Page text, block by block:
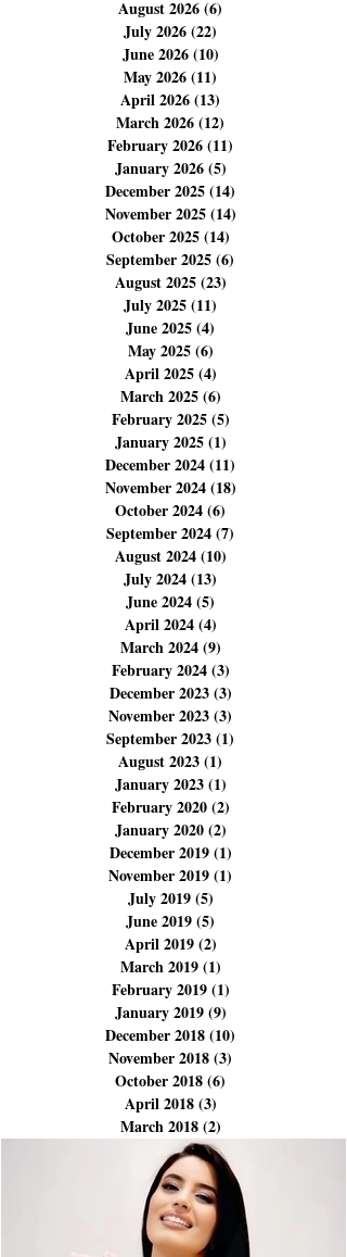
Archives
August 2026 (6)
July 2026 (22)22 posts
June 2026(10)10 posts
May 2026(11)11 posts
April 2026(13)13 posts
March 2026(12)12 posts
February 2026 (11)11 posts
January 2026 (5)5 posts
December 2025(14)
November 2025(14)
October 2025 (14)
September 2025
August 2025(23)
July 2025(11)
June 2025(4)4 posts
May 2025(6)6 posts
April 2025(4)4 posts
March 2025(6)6 posts
February 2025 (5)5 posts
January 2025 (1)
December 2024(11)
November 2024(18)
October 2024(6)
September 2024
August 2024 (10)
July 2024(13)13 posts
June 2024(5)5 posts
April 2024(4)4 posts
March 2024(9)9 posts
February 2024(3)3 posts
December 2023(3)
November 2023 (3)
September 2023 (1)
August 2023 (1)1 post
January 2023(1)1 post
February 2020 (2)2 posts
January 2020(2)
December 2019(1)
November 2019(1)
July 2019 (5)5 posts
June 2019(5)5 posts
April 2019(2)2 posts
March 2019(1)1 post
February 2019 (1)1 post
January 2019 (9)
December 2018(10)
November 2018(3)
October 2018(6)
April 2018
(3)3 posts
March 2018(2) 2 posts